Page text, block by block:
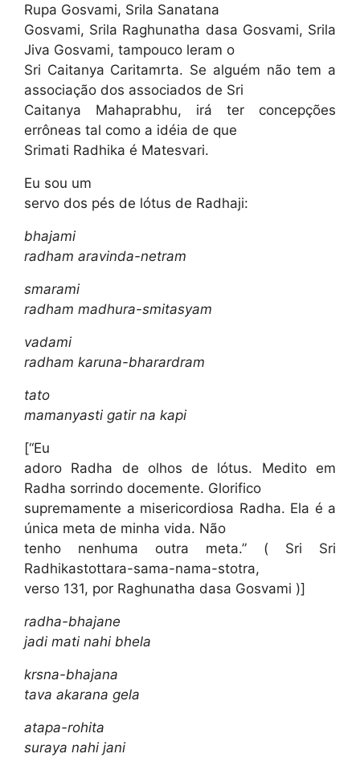
Rupa Gosvami, Srila Sanatana
Gosvami, Srila Raghunatha dasa Gosvami, Srila
Jiva Gosvami, tampouco leram o
Sri Caitanya Caritamrta. Se alguém não tem a
associação dos associados de Sri
Caitanya Mahaprabhu, irá ter concepções
errôneas tal como a idéia de que
Srimati Radhika é Matesvari.
Eu sou um
servo dos pés de lótus de Radhaji:
bhajami
radham aravinda-netram
smarami
radham madhura-smitasyam
vadami
radham karuna-bharardram
tato
mamanyasti gatir na kapi
[“Eu
adoro Radha de olhos de lótus. Medito em
Radha sorrindo docemente. Glorifico
supremamente a misericordiosa Radha. Ela é a
única meta de minha vida. Não
tenho nenhuma outra meta.” ( Sri Sri
Radhikastottara-sama-nama-stotra,
verso 131, por Raghunatha dasa Gosvami )]
radha-bhajane
jadi mati nahi bhela
krsna-bhajana
tava akarana gela
atapa-rohita
suraya nahi jani